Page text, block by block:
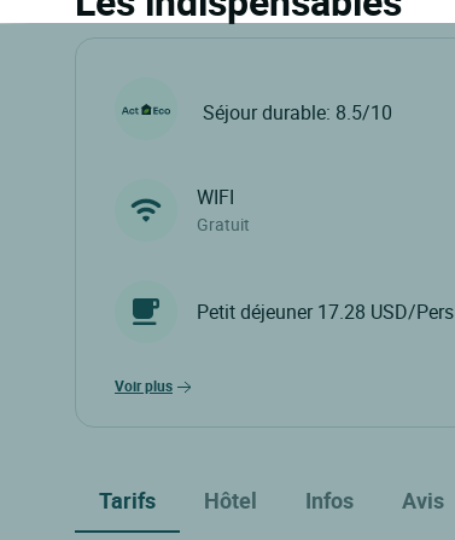
Séjour durable: 8.5/10
WIFI
Gratuit
Petit déjeuner 17.28 USD/Pers
voir plus
Tarifs Hôtel Infos Avis